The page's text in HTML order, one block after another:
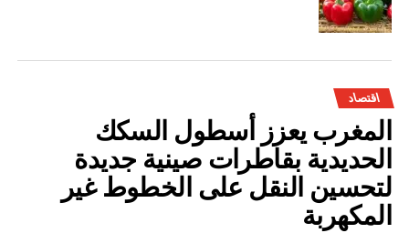
اقتصاد
المغرب يعزز أسطول السكك
الحديدية بقاطرات صينية جديدة
لتحسين النقل على الخطوط غير
المكهربة